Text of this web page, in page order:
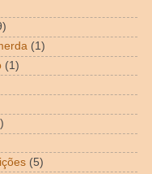
(1)
(1)
(5)